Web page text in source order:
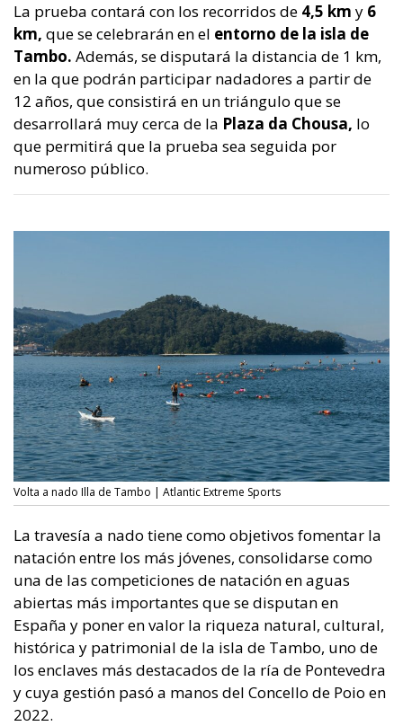
La prueba contará con los recorridos de 4,5 km y 6
km, que se celebrarán en el entorno de la isla de
Tambo. Además, se disputará la distancia de 1 km,
en la que podrán participar nadadores a partir de
12 años, que consistirá en un triángulo que se
desarrollará muy cerca de la Plaza da Chousa, lo
que permitirá que la prueba sea seguida por
numeroso público.
Volta a nado Illa de Tambo | Atlantic Extreme Sports
La travesía a nado tiene como objetivos fomentar la
natación entre los más jóvenes, consolidarse como
una de las competiciones de natación en aguas
abiertas más importantes que se disputan en
España y poner en valor la riqueza natural, cultural,
histórica y patrimonial de la isla de Tambo, uno de
los enclaves más destacados de la ría de Pontevedra
y cuya gestión pasó a manos del Concello de Poio en
2022.